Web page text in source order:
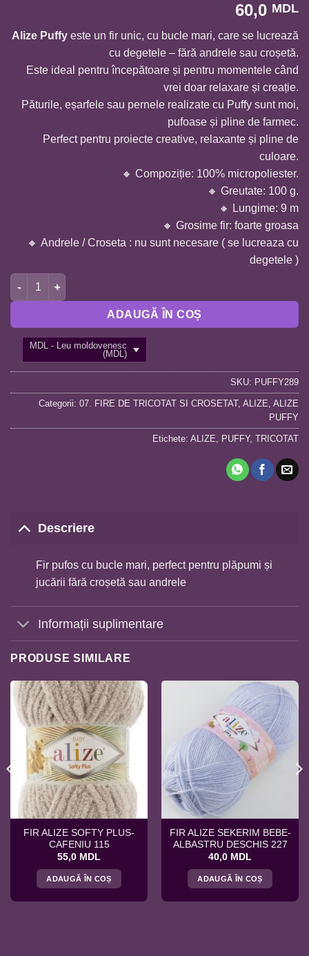
60,0 MDL
Alize Puffy este un fir unic, cu bucle mari, care se lucrează
cu degetele – fără andrele sau croșetă.
Este ideal pentru începătoare și pentru momentele când
vrei doar relaxare și creație.
Păturile, eșarfele sau pernele realizate cu Puffy sunt moi,
pufoase și pline de farmec.
Perfect pentru proiecte creative, relaxante și pline de
culoare.
🔸 Compoziție: 100% micropoliester.
🔸 Greutate: 100 g.
🔸 Lungime: 9 m
🔸 Grosime fir: foarte groasa
🔸 Andrele / Croseta : nu sunt necesare ( se lucreaza cu
degetele )
Cantitate FIR ALIZE PUFFY-ALBASTRU 289
ADAUGĂ ÎN COȘ
MDL - Leu moldovenesc
(MDL)
SKU: PUFFY289
Categorii: 07. FIRE DE TRICOTAT SI CROSETAT, ALIZE ALIZE
PUFFY
Etichete: ALIZE PUFFY, TRICOTAT
Descriere
Fir pufos cu bucle mari, perfect pentru plăpumi și
jucării fără croșetă sau andrele
Informații suplimentare
PRODUSE SIMILARE
FIR ALIZE SOFTY PLUS-
CAFENIU 115
55,0 MDL
ADAUGĂ ÎN COȘ
FIR ALIZE SEKERIM BEBE-
ALBASTRU DESCHIS 227
40,0 MDL
ADAUGĂ ÎN COȘ